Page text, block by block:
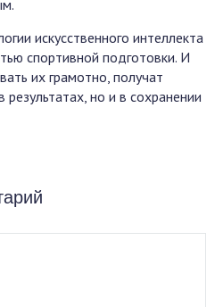
искусственного интеллекта
спортивной подготовки. И
их грамотно, получат
но и в сохранении